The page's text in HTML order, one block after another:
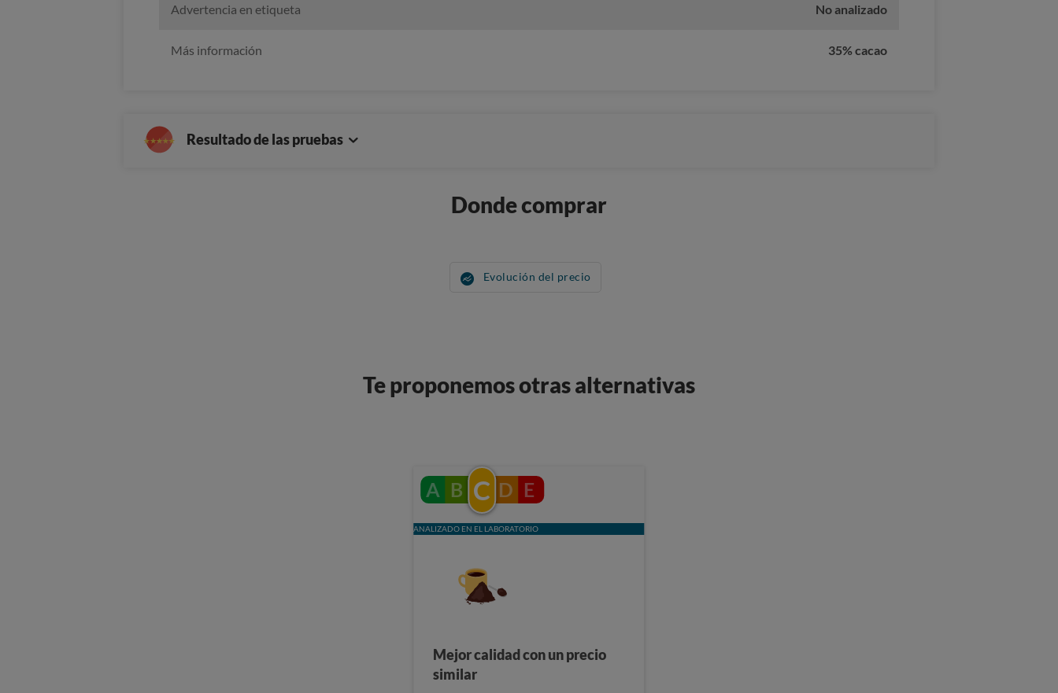
Advertencia en etiqueta No analizado
Más información 35% cacao
Resultado de las pruebas
Donde comprar
Evolución del precio
Te proponemos otras alternativas
A B C D E
ANALIZADO EN EL LABORATORIO
Mejor calidad con un precio
similar